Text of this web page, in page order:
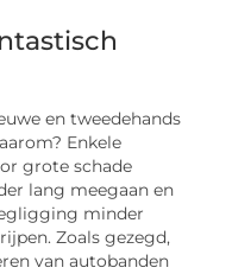
en tweedehands
Enkele
grote schade
lang meegaan en
minder
Zoals gezegd,
van autobanden